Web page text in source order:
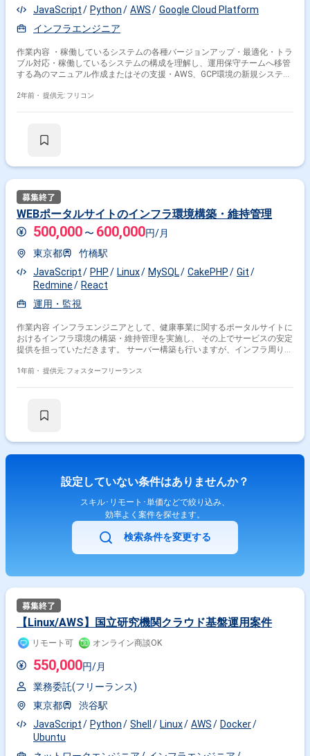
JavaScript
Python AWS
Google Cloud Platform
インフラエンジニア
作業内容 ・稼働しているシステムの各種バージョンアップ・最適化・トラ
ブル対応・稼働しているシステムの構成を理解し、運用保守チームへ移管
する為のマニュアル作成またはその支援・AWS、GCP環境の新規システム
たは複数の業務を担当いただきます
2年前・ 提供元: フリコン
WEBポータルサイトのインフラ環境構築・維持管理
500,000 〜 600,000円/月
東京都
竹橋駅
JavaScript
PHP Linux MySQL CakePHP
Git
Redmine
React
運用・監視
作業内容 インフラエンジニアとして、健康事業に関するポータルサイトに
おけるインフラ環境の構築・維持管理を実施し、 その上でサービスの安定
提供を担っていただきます。 サーバー構築も行いますが、インフラ周りに
ーバ 設定・保守 ・仮想サーバ 設定・保守 ・ネットワーク（Cisco、
1年前・ 提供元: フォスターフリーランス
設定していない条件はありませんか？
スキル･リモート･単価などで絞り込み、
効率よく案件を探せます。
検索条件を変更する
【Linux/AWS】国立研究機関クラウド基盤運用案件
リモート可 オンライン商談OK
550,000円/月
業務委託(フリーランス)
東京都
渋谷駅
JavaScript
Python Shell Linux AWS
Docker
Ubuntu